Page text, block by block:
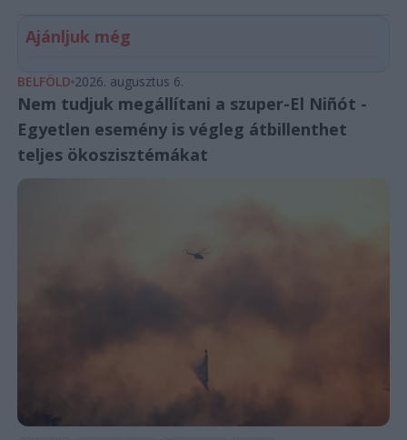
Ajánljuk még
BELFÖLD 2026. augusztus 6.
Nem tudjuk megállítani a szuper-El Niñót -
Egyetlen esemény is végleg átbillenthet
teljes ökoszisztémákat